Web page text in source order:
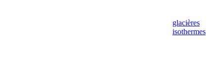
glacières
isothermes